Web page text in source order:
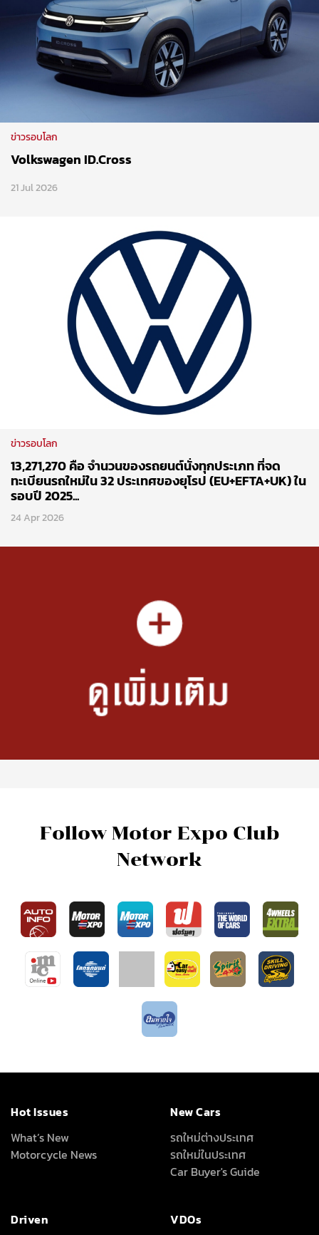
ข่าวรอบโลก
Volkswagen ID.Cross
21 Jul 2026
ข่าวรอบโลก
13,271,270 คือ จำนวนของรถยนต์นั่งทุกประเภท ที่จด
ทะเบียนรถใหม่ใน 32 ประเทศของยุโรป (EU+EFTA+UK) ใน
รอบปี 2025...
24 Apr 2026
Follow Motor Expo Club
Network
Hot Issues
What’s New
Motorcycle News
New Cars
รถใหม่ต่างประเทศ
รถใหม่ในประเทศ
Car Buyer's Guide
Driven
VDOs